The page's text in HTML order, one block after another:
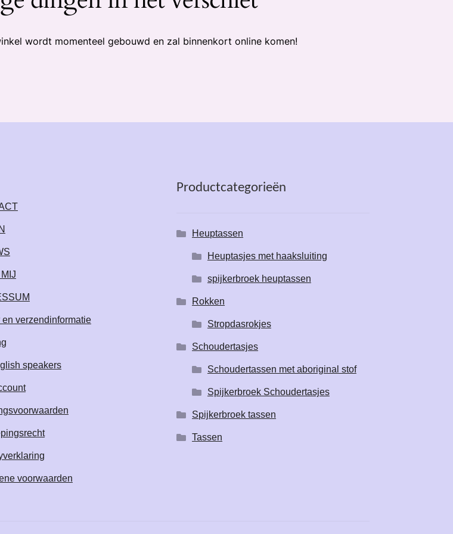
wordt momenteel gebouwd en zal binnenkort online komen!
en verzendinformatie
speakers
voorwaarden
Productcategorieën
Heuptassen
Heuptasjes met haaksluiting
spijkerbroek heuptassen
Rokken
Stropdasrokjes
Schoudertasjes
Schoudertassen met aboriginal stof
Spijkerbroek Schoudertasjes
Spijkerbroek tassen
Tassen